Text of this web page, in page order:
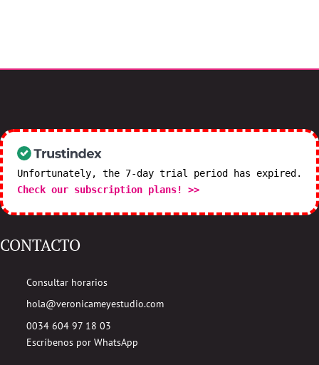
Unfortunately, the 7-day trial period has expired.
Check our subscription plans! >>
CONTACTO
Consultar horarios
hola@veronicameyestudio.com
0034 604 97 18 03
Escríbenos por WhatsApp